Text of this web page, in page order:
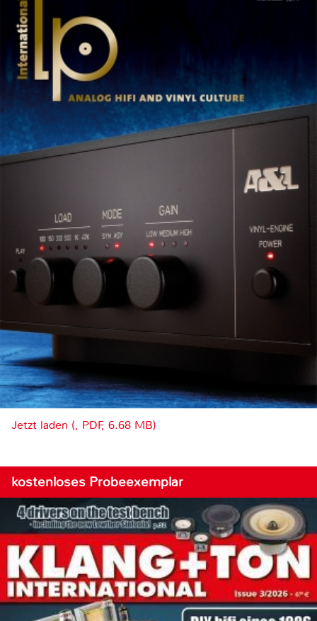
Jetzt laden (, PDF, 6.68 MB)
kostenloses Probeexemplar